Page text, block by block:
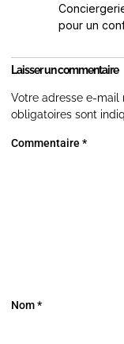
pour un
Laisser un commentaire
Votre adresse e-mail
obligatoires sont
Commentaire *
Nom*